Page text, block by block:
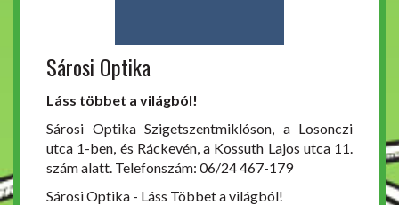
Sárosi Optika
Láss többet a világból!
Sárosi Optika Szigetszentmiklóson, a Losonczi
utca 1-ben, és Ráckevén, a Kossuth Lajos utca 11.
szám alatt. Telefonszám: 06/24 467-179
Sárosi Optika - Láss Többet a világból!